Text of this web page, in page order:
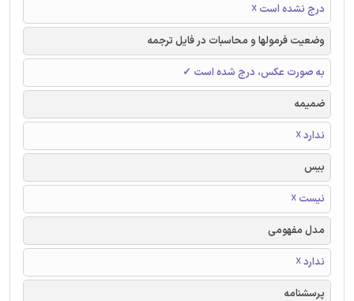
درج نشده است ☓
وضعیت فرمولها و محاسبات در فایل ترجمه
به صورت عکس، درج شده است ✓
ضمیمه
ندارد ☓
بیس
نیست ☓
مدل مفهومی
ندارد ☓
پرسشنامه